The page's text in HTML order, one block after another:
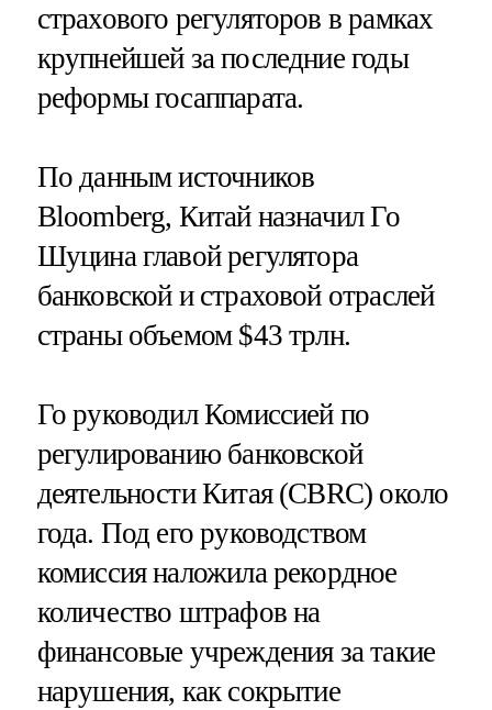
страхового регуляторов в рамках
крупнейшей за последние годы
реформы госаппарата.
По данным источников
Bloomberg, Китай назначил Го
Шуцина главой регулятора
банковской и страховой отраслей
страны объемом $43 трлн.
Го руководил Комиссией по
регулированию банковской
деятельности Китая (CBRC) около
года. Под его руководством
комиссия наложила рекордное
количество штрафов на
финансовые учреждения за такие
нарушения, как сокрытие